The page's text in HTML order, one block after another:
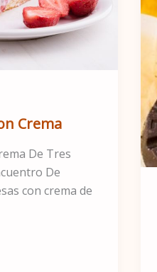
Crema
De Tres
De
con crema de